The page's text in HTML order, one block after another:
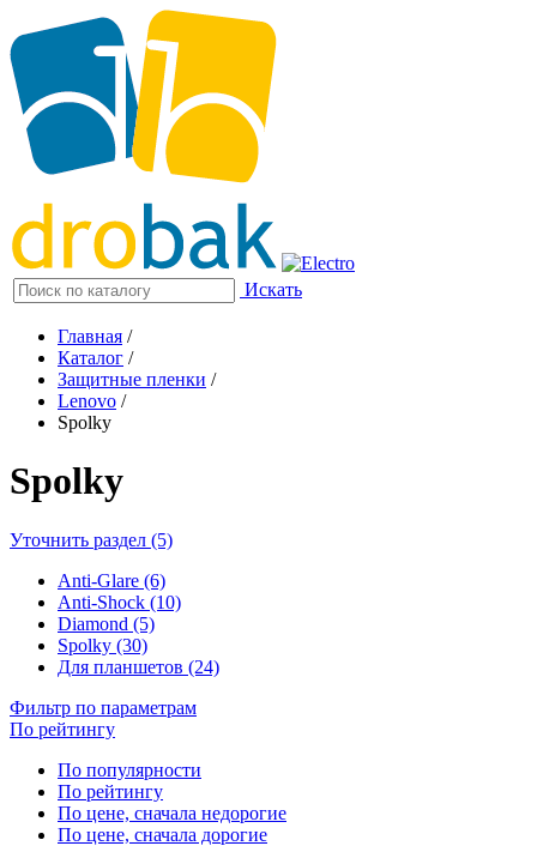
Искать
Главная /
Каталог /
Защитные пленки /
Lenovo /
Spolky
Spolky
Уточнить раздел (5)
Anti-Glare (6)
Anti-Shock (10)
Diamond (5)
Spolky (30)
Для планшетов (24)
Фильтр по параметрам
По рейтингу
По популярности
По рейтингу
По цене, сначала недорогие
По цене, сначала дорогие